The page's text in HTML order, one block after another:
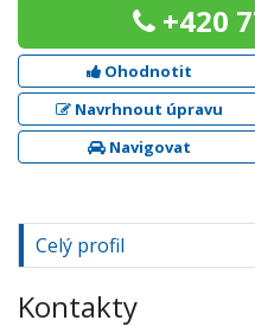
+420
Ohodnotit
Navrhnout úpravu
Navigovat
Celý profil
Kontakty